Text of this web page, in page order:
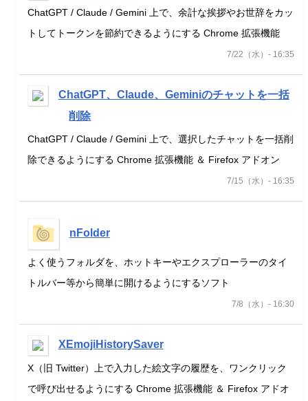
ChatGPT / Claude / Gemini 上で、余計な挨拶やお世辞をカッ
トしてトークンを節約できるようにする Chrome 拡張機能
7/22（水）- 16:35
ChatGPT、Claude、Geminiのチャットを一括
削除
ChatGPT / Claude / Gemini 上で、選択したチャットを一括削
除できるようにする Chrome 拡張機能 ＆ Firefox アドオン
7/15（水）- 16:35
nFolder
よく使うフォルダを、ホットキーやエクスプローラーのタイ
トルバー等から簡単に開けるようにするソフト
7/8（水）- 16:30
XEmojiHistorySaver
X（旧 Twitter）上で入力した絵文字の履歴を、ワンクリック
で呼び出せるようにする Chrome 拡張機能 ＆ Firefox アドオ